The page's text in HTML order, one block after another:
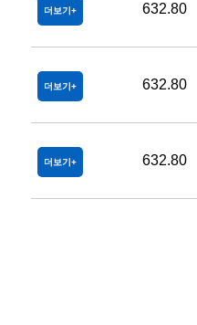
더보기 632.80
더보기 632.80
더보기 632.80